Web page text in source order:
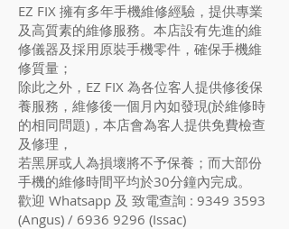
EZ FIX 擁有多年手機維修經驗，提供專業
及高質素的維修服務。本店設有先進的維
修儀器及採用原裝手機零件，確保手機維
修質量；
除此之外，EZ FIX 為各位客人提供修後保
養服務，維修後一個月內如發現(於維修時
的相同問題)，本店會為客人提供免費檢查
及修理，
若黑屏或人為損壞將不予保養；而大部份
手機的維修時間平均於30分鐘內完成。
歡迎 Whatsapp 及 致電查詢 : 9349 3593
(Angus) / 6936 9296 (Issac)